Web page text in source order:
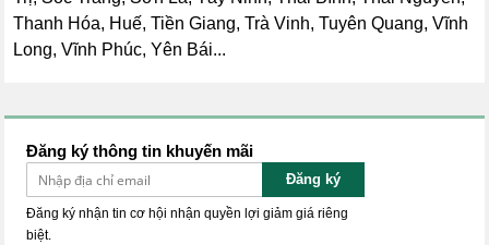
Thanh Hóa, Huế, Tiền Giang, Trà Vinh, Tuyên Quang, Vĩnh
Long, Vĩnh Phúc, Yên Bái...
Đăng ký thông tin khuyến mãi
Đăng ký
Đăng ký nhận tin cơ hội nhận quyền lợi giảm giá riêng
biệt.